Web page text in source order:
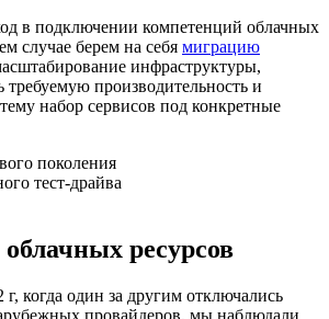
в подключении компетенций облачных
случае берем на себя миграцию
инфраструктуры,
требуемую производительность и
набор сервисов под конкретные
поколения
тест-драйва
ресурсов
когда один за другим отключались
провайдеров, мы наблюдали